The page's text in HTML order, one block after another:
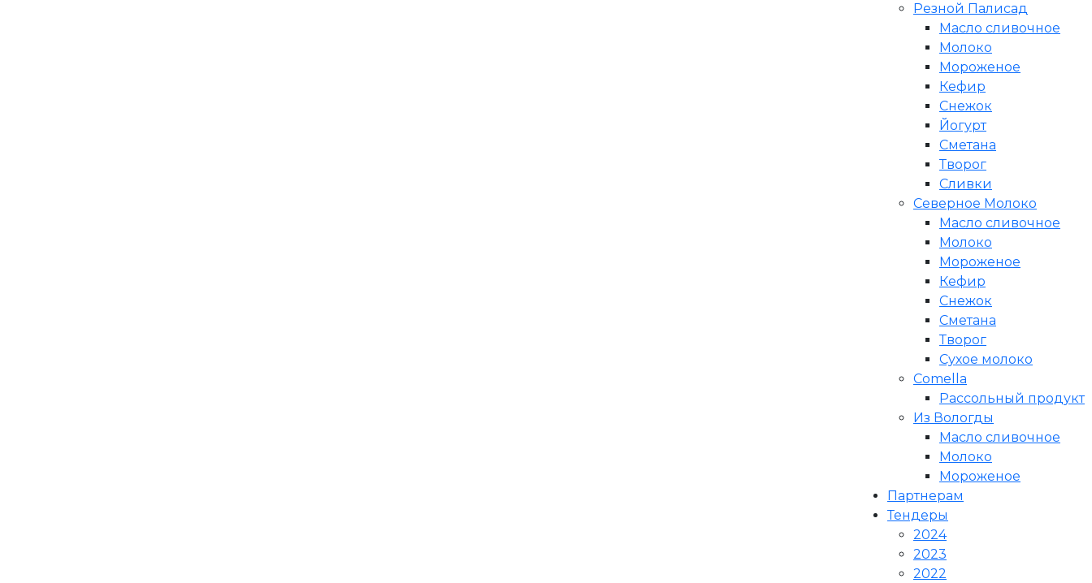
Резной Палисад
Масло сливочное
Молоко
Мороженое
Кефир
Снежок
Йогурт
Сметана
Творог
Сливки
Северное Молоко
Масло сливочное
Молоко
Мороженое
Кефир
Снежок
Сметана
Творог
Сухое молоко
Comеlla
Рассольный продукт
Из Вологды
Масло сливочное
Молоко
Мороженое
Партнерам
Тендеры
2024
2023
2022